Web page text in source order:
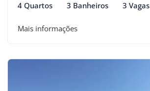
4 Quartos 3 Banheiros 3 Vagas
Mais informações